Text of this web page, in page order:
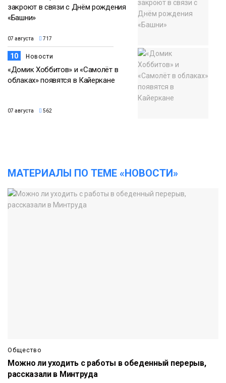
закроют в связи с Днём рождения
«Башни»
07 августа 717
10 Новости
«Домик Хоббитов» и «Самолёт в
облаках» появятся в Кайеркане
07 августа 562
МАТЕРИАЛЫ ПО ТЕМЕ «НОВОСТИ»
Общество
Можно ли уходить с работы в обеденный перерыв,
рассказали в Минтруда